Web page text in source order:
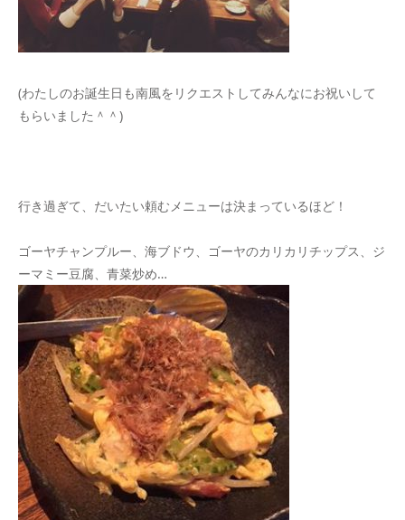
(わたしのお誕生日も南風をリクエストしてみんなにお祝いして
もらいました＾＾)
行き過ぎて、だいたい頼むメニューは決まっているほど！
ゴーヤチャンプルー、海ブドウ、ゴーヤのカリカリチップス、ジ
ーマミー豆腐、青菜炒め…